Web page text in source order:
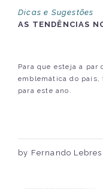
Dicas e Sugestões
AS TENDÊNCIAS
Para que esteja a par
emblemática do país,
para este ano.
by Fernando Lebres